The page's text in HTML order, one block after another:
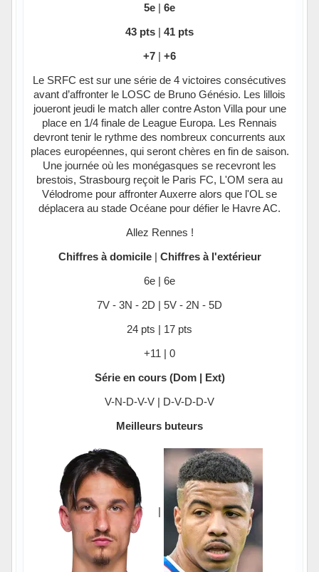
5e | 6e
43 pts | 41 pts
+7 | +6
Le SRFC est sur une série de 4 victoires consécutives
avant d’affronter le LOSC de Bruno Génésio. Les lillois
joueront jeudi le match aller contre Aston Villa pour une
place en 1/4 finale de League Europa. Les Rennais
devront tenir le rythme des nombreux concurrents aux
places européennes, qui seront chères en fin de saison.
Une journée où les monégasques se recevront les
brestois, Strasbourg reçoit le Paris FC, L'OM sera au
Vélodrome pour affronter Auxerre alors que l'OL se
déplacera au stade Océane pour défier le Havre AC.
Allez Rennes !
Chiffres à domicile| Chiffres à l'extérieur
6e | 6e
7V - 3N - 2D | 5V - 2N - 5D
24 pts | 17 pts
+11 | 0
Série en cours (Dom | Ext)
V-N-D-V-V | D-V-D-D-V
Meilleurs buteurs
|